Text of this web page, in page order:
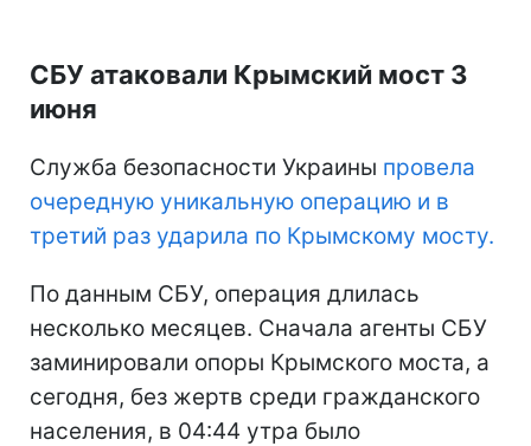
СБУ атаковали Крымский мост 3
июня
Служба безопасности Украины провела
очередную уникальную операцию и в
третий раз ударила по Крымскому мосту.
По данным СБУ, операция длилась
несколько месяцев. Сначала агенты СБУ
заминировали опоры Крымского моста, а
сегодня, без жертв среди гражданского
населения, в 04:44 утра было